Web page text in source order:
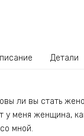
Детали
ли вы стать
у меня женщина,
мной.